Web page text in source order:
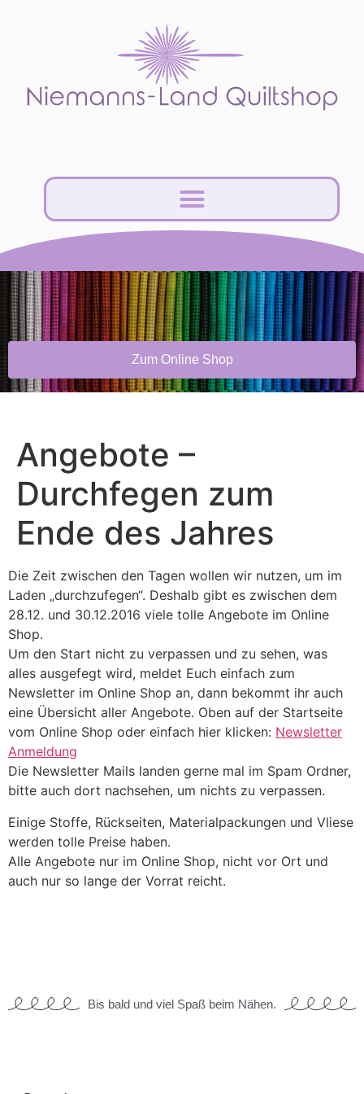
Zum Online Shop
Angebote –
Durchfegen zum
Ende des Jahres
Die Zeit zwischen den Tagen wollen wir nutzen, um im
Laden „durchzufegen“. Deshalb gibt es zwischen dem
28.12. und 30.12.2016 viele tolle Angebote im Online
Shop.
Um den Start nicht zu verpassen und zu sehen, was
alles ausgefegt wird, meldet Euch einfach zum
Newsletter im Online Shop an, dann bekommt ihr auch
eine Übersicht aller Angebote. Oben auf der Startseite
vom Online Shop oder einfach hier klicken: Newsletter
Anmeldung
Die Newsletter Mails landen gerne mal im Spam Ordner,
bitte auch dort nachsehen, um nichts zu verpassen.
Einige Stoffe, Rückseiten, Materialpackungen und Vliese
werden tolle Preise haben.
Alle Angebote nur im Online Shop, nicht vor Ort und
auch nur so lange der Vorrat reicht.
Bis bald und viel Spaß beim Nähen.